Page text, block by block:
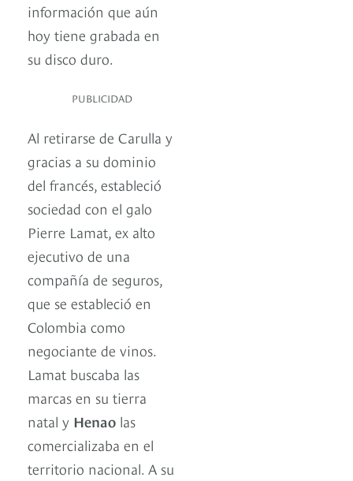
información que aún
hoy tiene grabada en
su disco duro.
PUBLICIDAD
Al retirarse de Carulla y
gracias a su dominio
del francés, estableció
sociedad con el galo
Pierre Lamat, ex alto
ejecutivo de una
compañía de seguros,
que se estableció en
Colombia como
negociante de vinos.
Lamat buscaba las
marcas en su tierra
natal y Henao las
comercializaba en el
territorio nacional. A su